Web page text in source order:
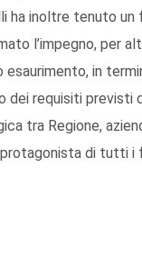
ha inoltre tenuto
l’impegno, per
in
requisiti previsti
tra Regione,
di tutti i